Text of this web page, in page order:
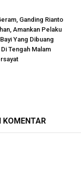
Ganding Rianto
Amankan Pelaku
Yang Dibuang
Tengah Malam
KOMENTAR